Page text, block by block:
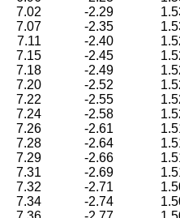
7.02 -2.29
7.07 -2.35
7.11 -2.40
7.15 -2.45
7.18 -2.49
7.20 -2.52
7.22 -2.55
7.24 -2.58
7.26 -2.61
7.28 -2.64
7.29 -2.66
7.31 -2.69
7.32 -2.71
7.34 -2.74